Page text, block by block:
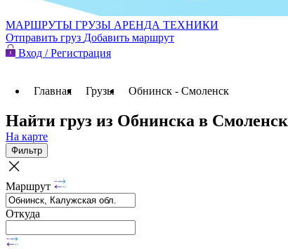
МАРШРУТЫ ГРУЗЫ АРЕНДА ТЕХНИКИ
Отправить груз Добавить маршрут
Вход / Регистрация
Главная Грузы Обнинск - Смоленск
Найти груз из Обнинска в Смоленск
На карте
Фильтр
Маршрут
Откуда